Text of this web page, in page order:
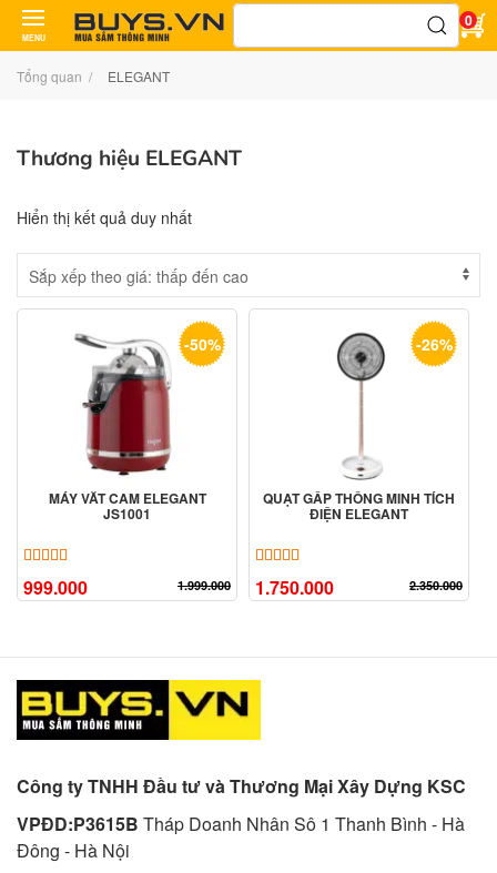
MENU
Tìm
0
Tổng quan ELEGANT
Thương hiệu ELEGANT
Hiển thị kết quả duy nhất
-50%
MÁY VẮT CAM ELEGANT
JS1001
999.000 1.999.000
-26%
QUẠT GẤP THÔNG MINH TÍCH
ĐIỆN ELEGANT
1.750.000 2.350.000
Công ty TNHH Đầu tư và Thương Mại Xây Dựng KSC
VPĐD:P3615B Tháp Doanh Nhân Sô 1 Thanh Bình - Hà
Đông - Hà Nội